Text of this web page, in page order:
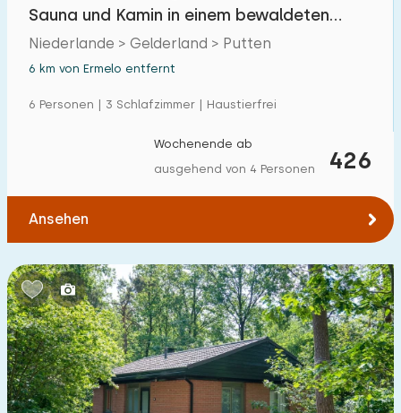
Ferienbauernhof
Kinderfreundlich
Kindermöbel
Eingezäunter Garten 3
Spielgeräte im Garten 4
Hallenbad 10
Freibad 0
Sauna und Kamin in einem bewaldeten
Ferienpark
Niederlande > Gelderland > Putten
6 km von Ermelo entfernt
6 Personen | 3 Schlafzimmer | Haustierfrei
426
Wochenende ab
ausgehend von 4 Personen
Ansehen